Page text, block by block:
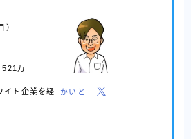
）
521万
イト企業を経 かいと